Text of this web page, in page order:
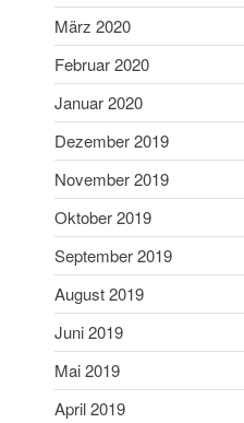
März 2020
Februar 2020
Januar 2020
Dezember 2019
November 2019
Oktober 2019
September 2019
August 2019
Juni 2019
Mai 2019
April 2019